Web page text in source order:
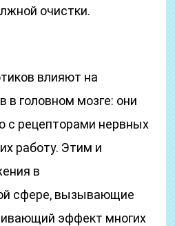
очистки.
влияют на
в головном мозге: они
с рецепторами нервных
работу. Этим и
в
сфере, вызывающие
эффект многих